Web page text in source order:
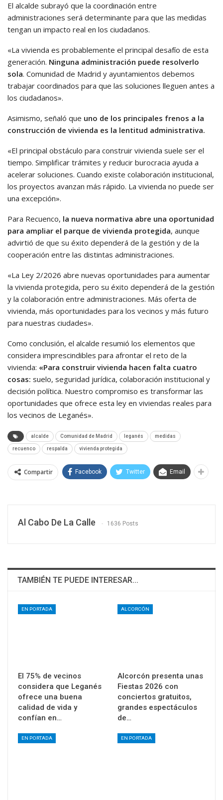
El alcalde subrayó que la coordinación entre
administraciones será determinante para que las medidas
tengan un impacto real en los ciudadanos.
«La vivienda es probablemente el principal desafío de esta
generación. Ninguna administración puede resolverlo
sola. Comunidad de Madrid y ayuntamientos debemos
trabajar coordinados para que las soluciones lleguen antes a
los ciudadanos».
Asimismo, señaló que uno de los principales frenos a la
construcción de vivienda es la lentitud administrativa.
«El principal obstáculo para construir vivienda suele ser el
tiempo. Simplificar trámites y reducir burocracia ayuda a
acelerar soluciones. Cuando existe colaboración institucional,
los proyectos avanzan más rápido. La vivienda no puede ser
una excepción».
Para Recuenco, la nueva normativa abre una oportunidad
para ampliar el parque de vivienda protegida, aunque
advirtió de que su éxito dependerá de la gestión y de la
cooperación entre las distintas administraciones.
«La Ley 2/2026 abre nuevas oportunidades para aumentar
la vivienda protegida, pero su éxito dependerá de la gestión
y la colaboración entre administraciones. Más oferta de
vivienda, más oportunidades para los vecinos y más futuro
para nuestras ciudades».
Como conclusión, el alcalde resumió los elementos que
considera imprescindibles para afrontar el reto de la
vivienda: «Para construir vivienda hacen falta cuatro
cosas: suelo, seguridad jurídica, colaboración institucional y
decisión política. Nuestro compromiso es transformar las
oportunidades que ofrece esta ley en viviendas reales para
los vecinos de Leganés».
alcalde Comunidad de Madrid leganés medidas
recuenco respalda vivienda protegida
Compartir Facebook Twitter Email
Al Cabo De La Calle 1636 Posts
TAMBIÉN TE PUEDE INTERESAR...
EN PORTADA
El 75% de vecinos
considera que Leganés
ofrece una buena
calidad de vida y
confían en…
ALCORCÓN
Alcorcón presenta unas
Fiestas 2026 con
conciertos gratuitos,
grandes espectáculos
de…
EN PORTADA EN PORTADA